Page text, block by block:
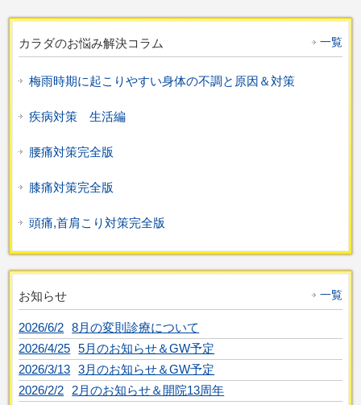
カラダのお悩み解決コラム 一覧
梅雨時期に起こりやすい身体の不調と原因＆対策
疾病対策 生活編
腰痛対策完全版
膝痛対策完全版
頭痛,首肩こり対策完全版
お知らせ 一覧
2026/6/2
8月の変則診療について
2026/4/25
5月のお知らせ＆GW予定
2026/3/13
3月のお知らせ＆GW予定
2026/2/2
2月のお知らせ＆開院13周年